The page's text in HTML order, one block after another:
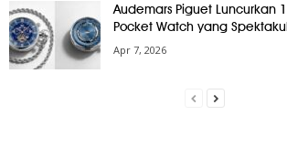
Audemars Piguet Luncurkan
Pocket Watch yang
Apr 7, 2026